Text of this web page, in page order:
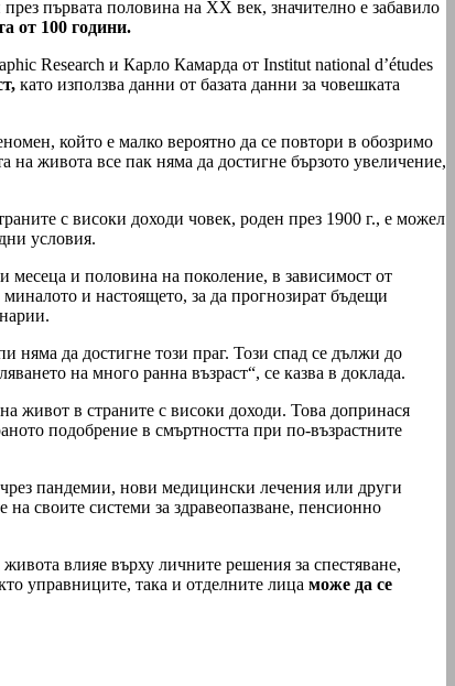
първата половина на ХХ век, значително е забавило
от 100 години.
Research и Карло Камарда от Institut national d’études
като използва данни от базата данни за човешката
който е малко вероятно да се повтори в обозримо
живота все пак няма да достигне бързото увеличение,
с високи доходи човек, роден през 1900 г., е можел
условия.
месеца и половина на поколение, в зависимост от
и настоящето, за да прогнозират бъдещи
няма да достигне този праг. Този спад се дължи до
на много ранна възраст“, се казва в доклада.
живот в страните с високи доходи. Това допринася
подобрение в смъртността при по-възрастните
пандемии, нови медицински лечения или други
своите системи за здравеопазване, пенсионно
влияе върху личните решения за спестяване,
управниците, така и отделните лица може да се